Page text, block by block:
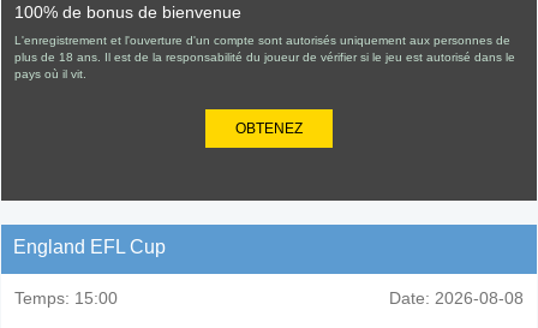
100% de bonus de bienvenue
L'enregistrement et l'ouverture d'un compte sont autorisés uniquement aux personnes de
plus de 18 ans. Il est de la responsabilité du joueur de vérifier si le jeu est autorisé dans le
pays où il vit.
OBTENEZ
England EFL Cup
Temps: 15:00 Date: 2026-08-08